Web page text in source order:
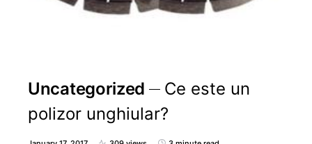
Uncategorized
Ce este un
polizor unghiular?